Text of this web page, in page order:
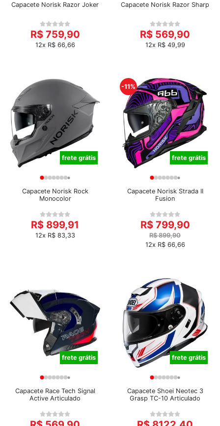
Capacete Norisk Razor Joker
R$ 759,90
12x R$ 66,66
Capacete Norisk Razor Sharp
R$ 569,90
12x R$ 49,99
frete grátis
Capacete Norisk Rock
Monocolor
R$ 899,91
12x R$ 83,33
-11%
frete grátis
Capacete Norisk Strada II
Fusion
R$ 799,90
R$ 899,90
12x R$ 66,66
frete grátis
Capacete Race Tech Signal
Active Articulado
frete grátis
Capacete Shoei Neotec 3
Grasp TC-10 Articulado